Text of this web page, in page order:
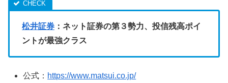
松井証券 ：ネット証券の第３勢力、投信残高ポイ
ントが最強クラス
公式： https://www.matsui.co.jp/